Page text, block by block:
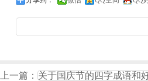
上一篇： 关于国庆节的四字成语和